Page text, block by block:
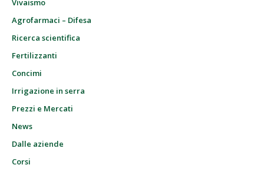
Vivaismo
Agrofarmaci – Difesa
Ricerca scientifica
Fertilizzanti
Concimi
Irrigazione in serra
Prezzi e Mercati
News
Dalle aziende
Corsi